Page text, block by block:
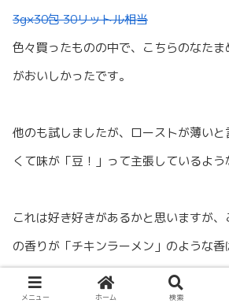
3g×30包 30リットル相当
色々買ったものの中で、こちらのなた
がおいしかったです。
他のも試しましたが、ローストが薄い
くて味が「豆！」って主張しているよう
これは好き好きがあるかと思いますが
の香りが「チキンラーメン」のような
おいしいです。
メニュー ホーム 検索